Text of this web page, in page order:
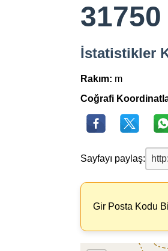
İstatistikler
Rakım: m
Coğrafi
Sayfayı paylaş:
Gir Posta Kodu